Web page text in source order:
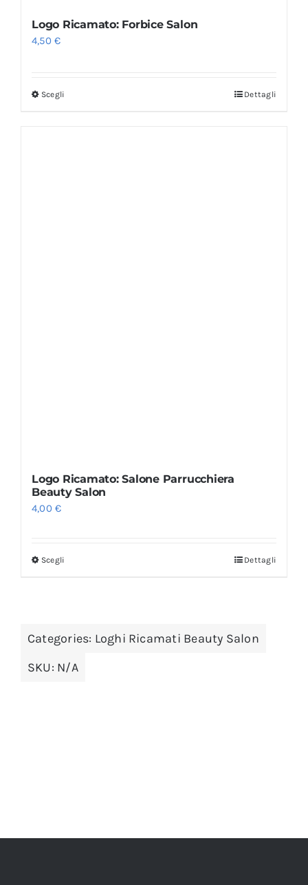
Logo Ricamato: Forbice Salon
4,50€
Scegli Dettagli
Logo Ricamato: Salone Parrucchiera
Beauty Salon
4,00€
Scegli Dettagli
Categories: Loghi Ricamati Beauty Salon
SKU: N/A